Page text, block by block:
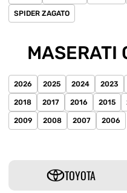
SPIDER ZAGATO
MASERATI
2026 2025 2024 2023
2018 2017 2016 2015
2009 2008 2007 2006
TOYOTA